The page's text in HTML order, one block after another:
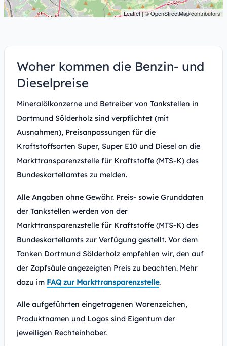
Leaflet| ©OpenStreetMapcontributors
Woher kommen die Benzin- und
Dieselpreise
Mineralölkonzerne und Betreiber von Tankstellen in
Dortmund Sölderholz sind verpflichtet (mit
Ausnahmen), Preisanpassungen für die
Kraftstoffsorten Super, Super E10 und Diesel an die
Markttransparenzstelle für Kraftstoffe (MTS-K) des
Bundeskartellamtes zu melden.
Alle Angaben ohne Gewähr. Preis- sowie Grunddaten
der Tankstellen werden von der
Markttransparenzstelle für Kraftstoffe (MTS-K) des
Bundeskartellamts zur Verfügung gestellt. Vor dem
Tanken Dortmund Sölderholz empfehlen wir, den auf
der Zapfsäule angezeigten Preis zu beachten. Mehr
dazu im FAQ zur Markttransparenzstelle.
Alle aufgeführten eingetragenen Warenzeichen,
Produktnamen und Logos sind Eigentum der
jeweiligen Rechteinhaber.